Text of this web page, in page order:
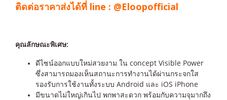
ติดต่อราคาส่งได้ที่ line : @Eloopofficial
คุณลักษณะพิเศษ:
ดีไซน์ออกแบบใหม่สวยงาม ใน concept Visible Power
ซึ่งสามารถมองเห็นสถานะการทำงานได้ผ่านกระจกใส
รองรับการใช้งานทั้งระบบ Android และ iOS iPhone
มีขนาดไม่ใหญ่เกินไป พกพาสะดวก พร้อมกับความจุมากถึง